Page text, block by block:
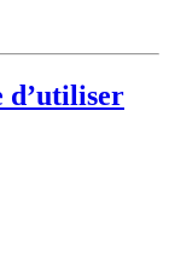
d’utiliser